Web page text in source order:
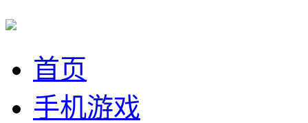
首页
手机游戏